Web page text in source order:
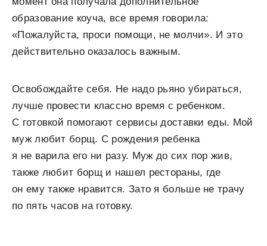
образование коуча, все время говорила:
«Пожалуйста, проси помощи, не молчи». И это
действительно оказалось важным.
Освобождайте себя. Не надо рьяно убираться,
лучше провести классно время с ребенком.
С готовкой помогают сервисы доставки еды. Мой
муж любит борщ. С рождения ребенка
я не варила его ни разу. Муж до сих пор жив,
также любит борщ и нашел рестораны, где
он ему также нравится. Зато я больше не трачу
по пять часов на готовку.